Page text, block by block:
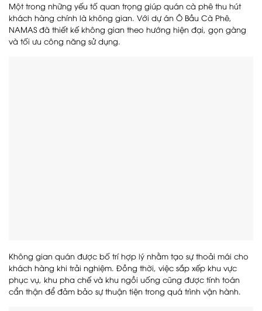
Một trong những yếu tố quan trọng giúp quán cà phê thu hút
khách hàng chính là không gian. Với dự án Ô Bầu Cà Phê,
NAMAS đã thiết kế không gian theo hướng hiện đại, gọn gàng
và tối ưu công năng sử dụng.
Không gian quán được bố trí hợp lý nhằm tạo sự thoải mái cho
khách hàng khi trải nghiệm. Đồng thời, việc sắp xếp khu vực
phục vụ, khu pha chế và khu ngồi uống cũng được tính toán
cẩn thận để đảm bảo sự thuận tiện trong quá trình vận hành.